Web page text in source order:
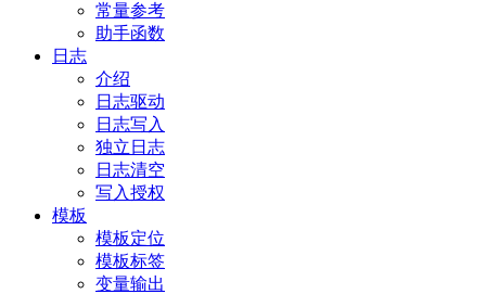
常量参考
助手函数
日志
介绍
日志驱动
日志写入
独立日志
日志清空
写入授权
模板
模板定位
模板标签
变量输出